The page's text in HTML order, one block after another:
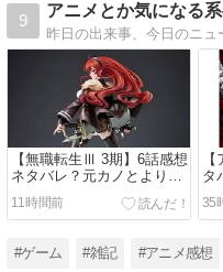
9
アニメとか気になる
【無職転生Ⅲ 3期】6話感想
ネタバレ？元カノとよりを
戻さない妻帯者
11時間前
タ
35
#ゲーム #雑記 #アニメ感想